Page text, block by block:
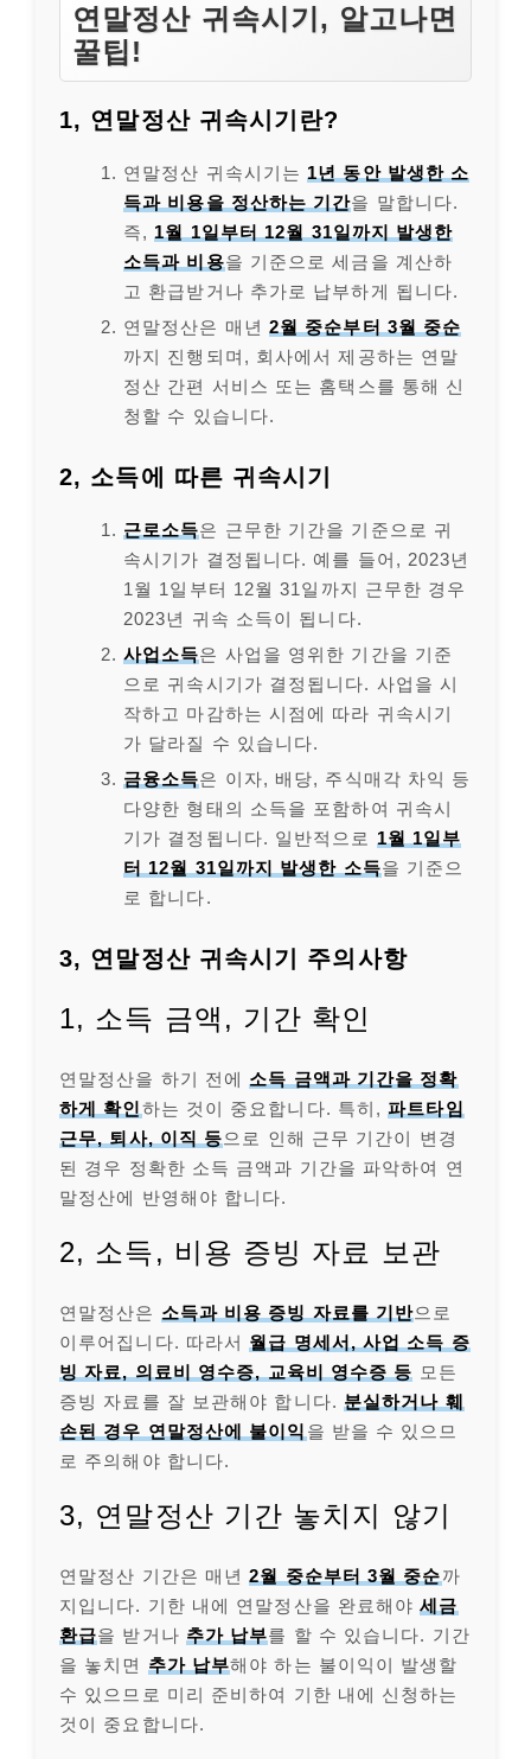
연말정산 귀속시기, 알고나면
꿀팁!
1, 연말정산 귀속시기란?
연말정산 귀속시기는 1년 동안 발생한 소
득과 비용을 정산하는 기간을 말합니다.
즉, 1월 1일부터 12월 31일까지 발생한
소득과 비용을 기준으로 세금을 계산하
고 환급받거나 추가로 납부하게 됩니다.
연말정산은 매년 2월 중순부터 3월 중순
까지 진행되며, 회사에서 제공하는 연말
정산 간편 서비스 또는 홈택스를 통해 신
청할 수 있습니다.
2, 소득에 따른 귀속시기
근로소득은 근무한 기간을 기준으로 귀
속시기가 결정됩니다. 예를 들어, 2023년
1월 1일부터 12월 31일까지 근무한 경우
2023년 귀속 소득이 됩니다.
사업소득은 사업을 영위한 기간을 기준
으로 귀속시기가 결정됩니다. 사업을 시
작하고 마감하는 시점에 따라 귀속시기
가 달라질 수 있습니다.
금융소득은 이자, 배당, 주식매각 차익 등
다양한 형태의 소득을 포함하여 귀속시
기가 결정됩니다. 일반적으로 1월 1일부
터 12월 31일까지 발생한 소득을 기준으
로 합니다.
3, 연말정산 귀속시기 주의사항
1, 소득 금액, 기간 확인
연말정산을 하기 전에 소득 금액과 기간을 정확
하게 확인 하는 것이 중요합니다. 특히,파트타임
근무, 퇴사, 이직 등으로 인해 근무 기간이 변경
된 경우 정확한 소득 금액과 기간을 파악하여 연
말정산에 반영해야 합니다.
2, 소득, 비용 증빙 자료 보관
연말정산은 소득과 비용 증빙 자료를 기반으로
이루어집니다. 따라서 월급 명세서, 사업 소득 증
빙 자료, 의료비 영수증, 교육비 영수증 등 모든
증빙 자료를 잘 보관해야 합니다. 분실하거나 훼
손된 경우 연말정산에 불이익 을 받을 수 있으므
로 주의해야 합니다.
3, 연말정산 기간 놓치지 않기
연말정산 기간은 매년2월 중순부터 3월 중순까
지입니다. 기한 내에 연말정산을 완료해야세금
환급을 받거나 추가 납부를 할 수 있습니다. 기간
을 놓치면 추가 납부해야 하는 불이익이 발생할
수 있으므로 미리 준비하여 기한 내에 신청하는
것이 중요합니다.